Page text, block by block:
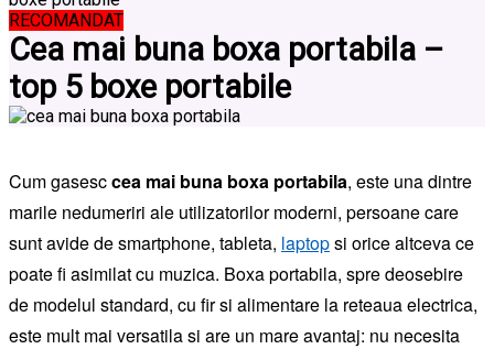
RECOMANDAT
Cea mai buna boxa portabila –
top 5 boxe portabile
Cum gasesccea mai buna boxa portabila, este una dintre
marile nedumeriri ale utilizatorilor moderni, persoane care
sunt avide de smartphone, tableta, laptopsi orice altceva ce
poate fi asimilat cu muzica. Boxa portabila, spre deosebire
de modelul standard, cu fir si alimentare la reteaua electrica,
este mult mai versatila si are un mare avantaj: nu necesita